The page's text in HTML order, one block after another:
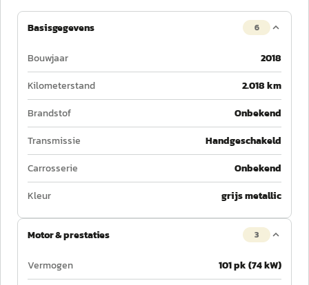
Basisgegevens 6
Bouwjaar
2018
Kilometerstand
2.018 km
Brandstof
Onbekend
Transmissie
Handgeschakeld
Carrosserie
Onbekend
Kleur
grijs metallic
Motor & prestaties 3
Vermogen
101 pk (74 kW)